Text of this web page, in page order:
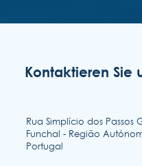
Kontaktieren Sie
Rua Simplício dos Passos
Funchal - Região
Portugal